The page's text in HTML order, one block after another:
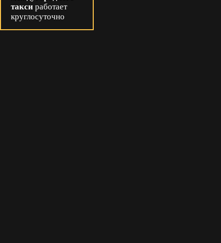
такси работает
круглосуточно